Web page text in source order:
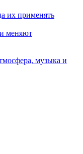
их применять
меняют
музыка и